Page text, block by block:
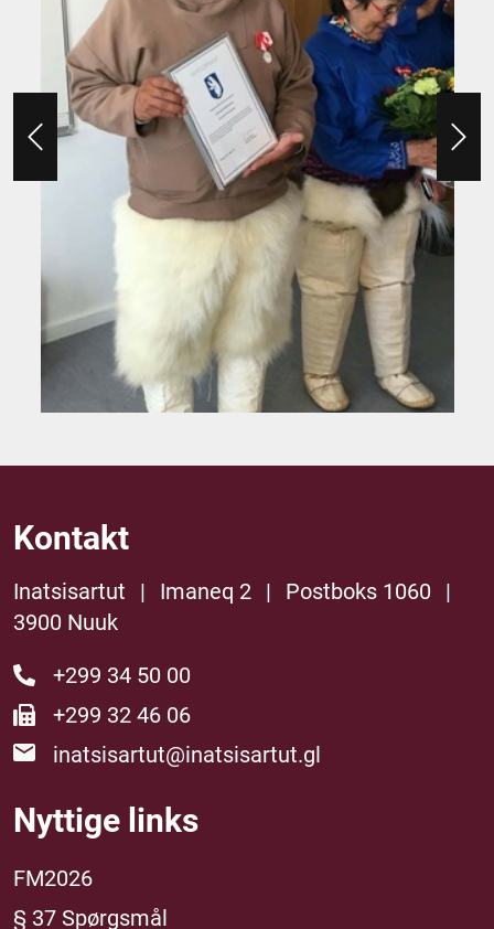
Kontakt
Inatsisartut | Imaneq 2 | Postboks 1060
|
3900 Nuuk
+299 34 50 00
+299 32 46 06
inatsisartut@inatsisartut.gl
Nyttige links
FM2026
§ 37 Spørgsmål